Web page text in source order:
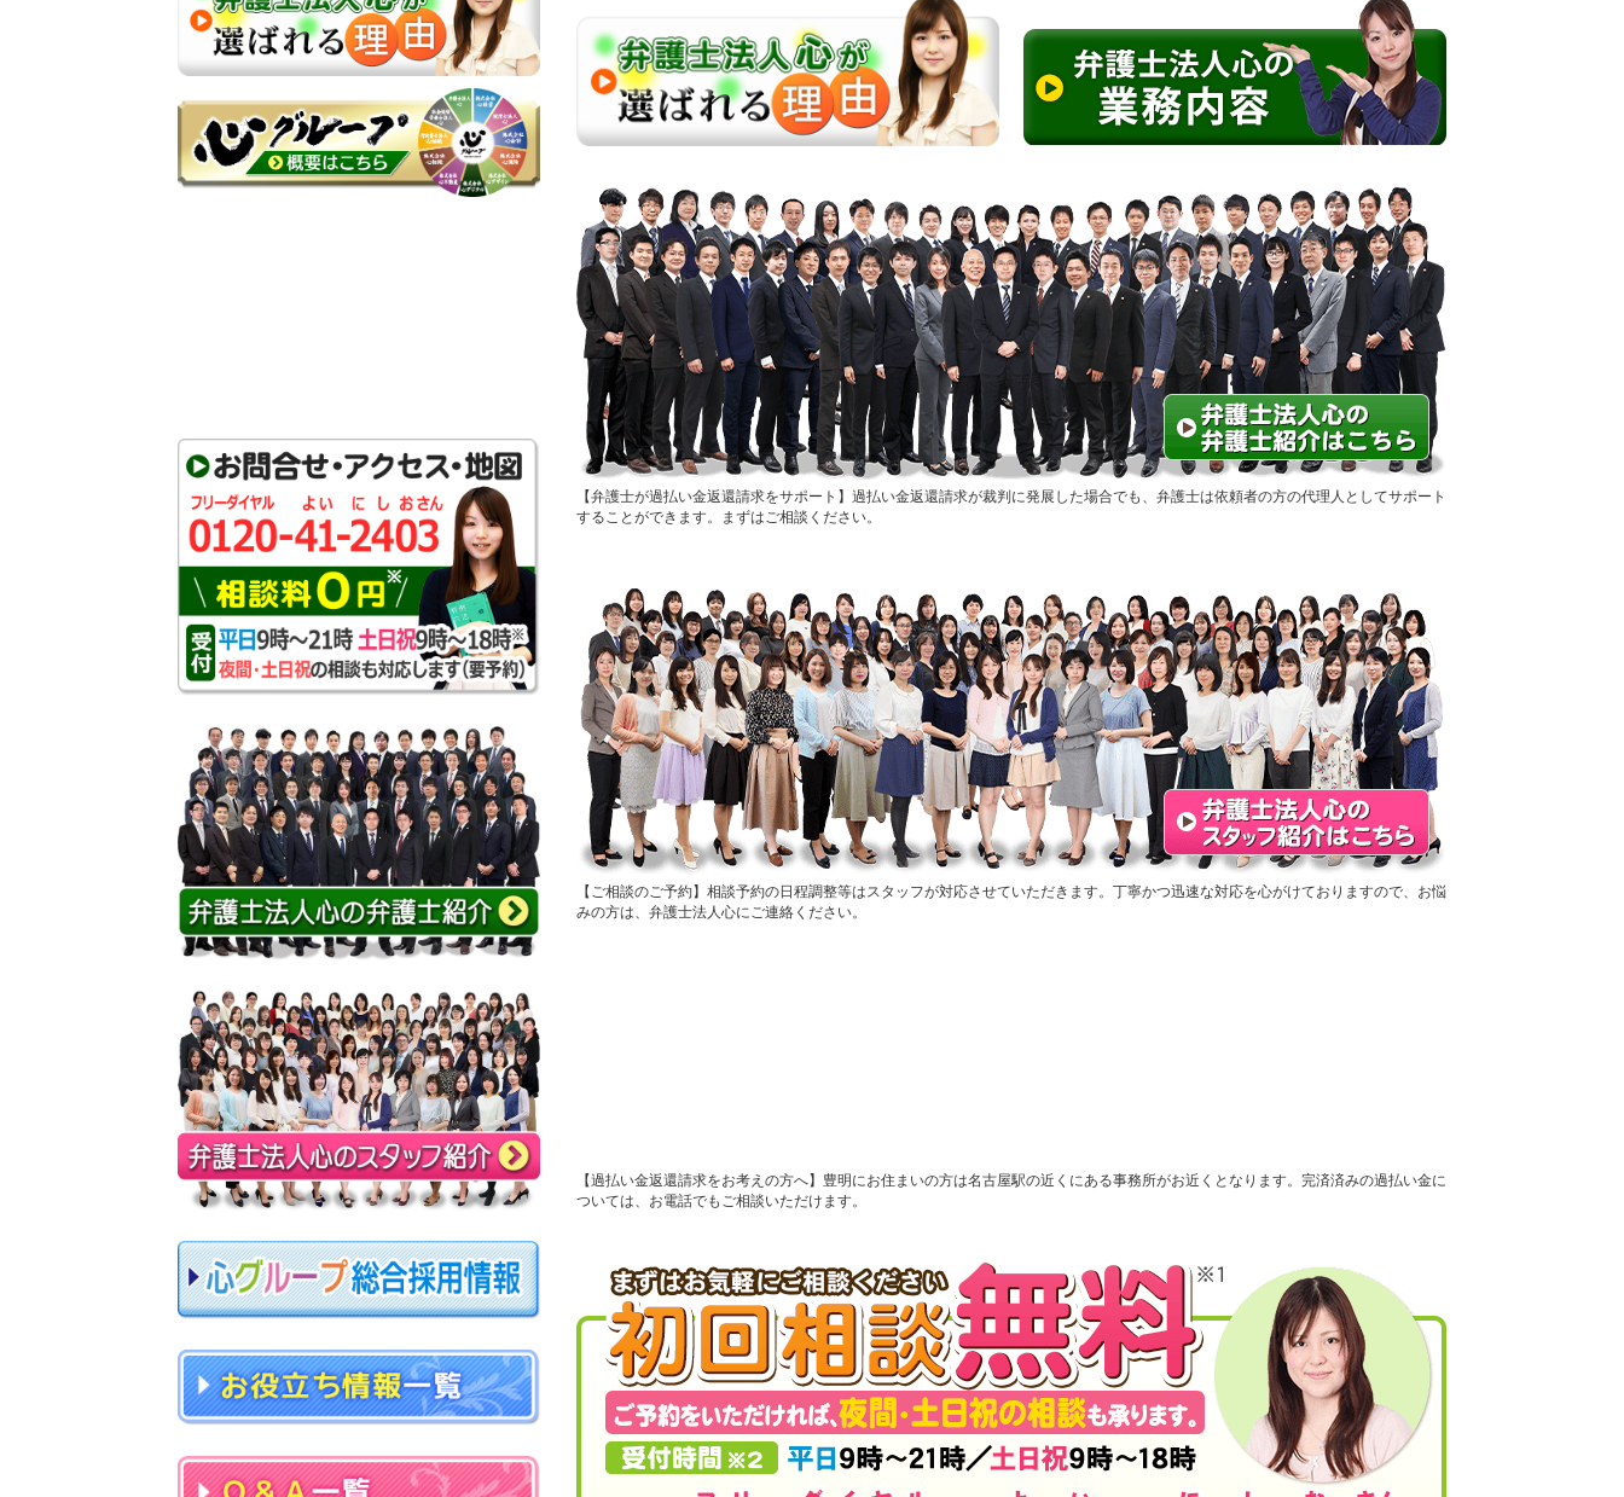
弁護士が過払い金返還請求をサポート
過払い金返還請求が裁判に発展した場合でも、弁護士は依頼者の方の代理人としてサポート
することができます。まずはご相談ください。
ご相談のご予約
相談予約の日程調整等はスタッフが対応させていただきます。丁寧かつ迅速な対応を心がけておりますので、お悩
みの方は、弁護士法人心にご連絡ください。
過払い金返還請求をお考えの方へ
豊明にお住まいの方は名古屋駅の近くにある事務所がお近くとなります。完済済みの過払い金に
ついては、お電話でもご相談いただけます。